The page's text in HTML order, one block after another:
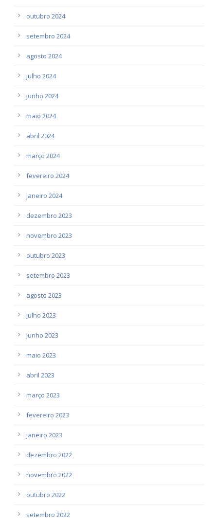
outubro 2024
setembro 2024
agosto 2024
julho 2024
junho 2024
maio 2024
abril 2024
março 2024
fevereiro 2024
janeiro 2024
dezembro 2023
novembro 2023
outubro 2023
setembro 2023
agosto 2023
julho 2023
junho 2023
maio 2023
abril 2023
março 2023
fevereiro 2023
janeiro 2023
dezembro 2022
novembro 2022
outubro 2022
setembro 2022